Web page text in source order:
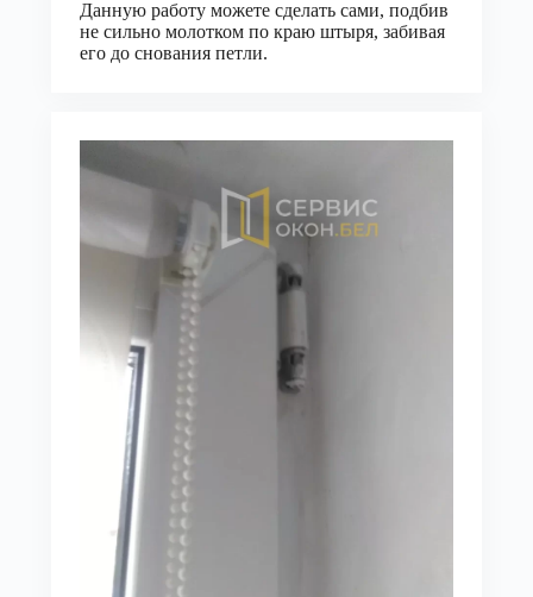
Данную работу можете сделать сами, подбив
не сильно молотком по краю штыря, забивая
его до снования петли.